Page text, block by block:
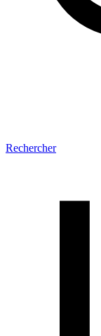
Rechercher